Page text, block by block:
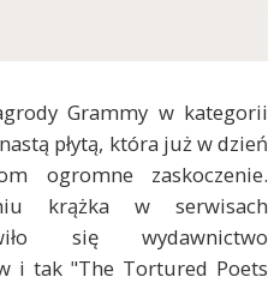
Grammy w kategorii
płytą, która już w dzień
ogromne zaskoczenie.
krążka w serwisach
się wydawnictwo
i tak "The Tortured Poets